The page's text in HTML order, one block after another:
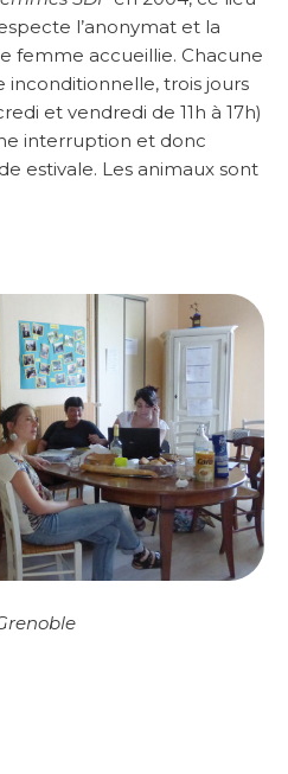
l’anonymat et la
femme accueillie. Chacune
inconditionnelle, trois jours
et vendredi de 11h à 17h)
interruption et donc
estivale. Les animaux sont